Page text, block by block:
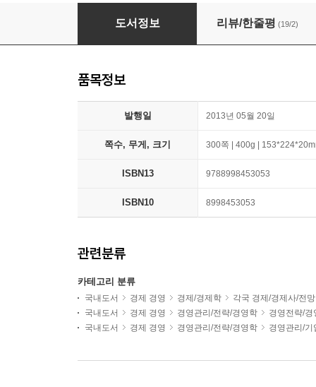
10년 후 일의 미래
도서정보 리뷰/한줄평 (19/2)
품목정보
발행일 2013년 05월 20일
쪽수, 무게, 크기 300쪽 | 400g |
ISBN13 9788998453053
ISBN10 8998453053
관련분류
카테고리 분류
국내도서 경제 경영 경제/경제학
각국 경제/경제사/전망
국내도서
경제 경영 경영관리/전략/경영학
경영전략/경
국내도서
경제 경영 경영관리/전략/경영학 경영관리/기